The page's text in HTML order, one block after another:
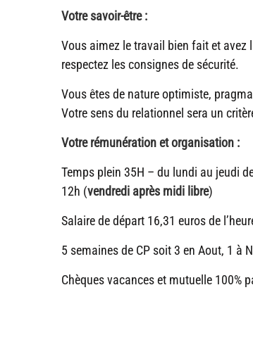
Votre savoir-être :
Vous aimez le travail bien fait et avez
respectez les consignes de sécurité.
Vous êtes de nature optimiste,
Votre sens du relationnel sera un
Votre rémunération et organisation :
Temps plein 35H – du lundi au jeudi
12h (vendredi après midi libre)
Salaire de départ 16,31 euros de
5 semaines de CP soit 3 en Aout, 1 à
Chèques vacances et mutuelle 100%